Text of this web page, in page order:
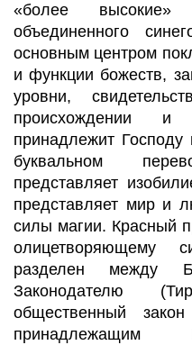
«более
объединенного
основным центром
и функции божеств,
уровни,
происхождении и
принадлежит
буквальном
представляет
представляет мир и
силы магии. Красный
олицетворяющему
разделен между
Законодателю
общественный
принадлежащим